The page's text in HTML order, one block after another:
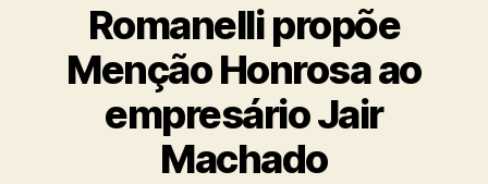
Romanelli propõe
Menção Honrosa ao
empresário Jair
Machado